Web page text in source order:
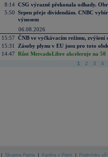
8:14 CSG výrazně překonala odhady.
5:50 Srpen přeje dividendám. CNBC
výnosem
06.08.2026
15:57 ČNB ve vyčkávacím režimu, zvýšení
15:31
Zásoby plynu v EU jsou pro toto
14:47 Růst MercadoLibre akceleruje na
1 2 3 4
Skupina Patria Kariéra v Patrii Podmínky